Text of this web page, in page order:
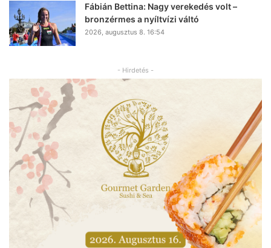
Fábián Bettina: Nagy verekedés volt –
bronzérmes a nyíltvízi váltó
2026, augusztus 8. 16:54
- Hirdetés -